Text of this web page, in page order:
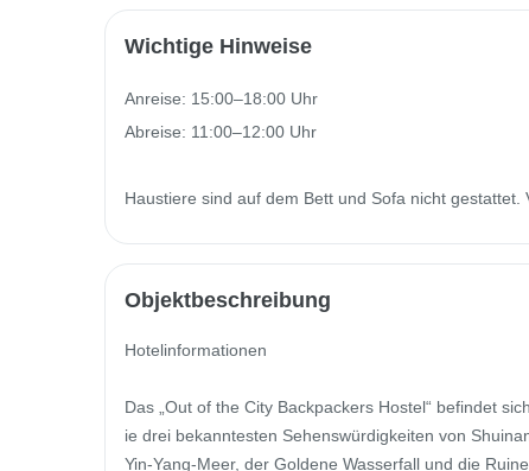
Wichtige Hinweise
Anreise: 15:00–18:00 Uhr
Abreise: 11:00–12:00 Uhr
Haustiere sind auf dem Bett und Sofa nicht gestattet.
Objektbeschreibung
Hotelinformationen
Das „Out of the City Backpackers Hostel“ befindet
ie drei bekanntesten Sehenswürdigkeiten von
Yin-Yang-Meer, der Goldene Wasserfall und die